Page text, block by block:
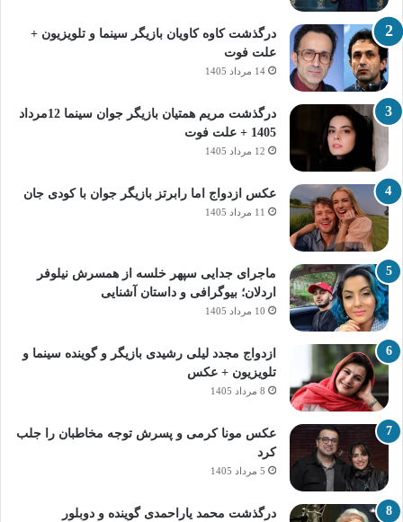
درگذشت کاوه کاویان بازیگر سینما و تلویزیون +
علت فوت
14 مرداد 1405
درگذشت مریم همتیان بازیگر جوان سینما 12مرداد
1405 + علت فوت
12 مرداد 1405
عکس ازدواج اما رابرتز بازیگر جوان با کودی جان
11 مرداد 1405
ماجرای جدایی سپهر خلسه از همسرش نیلوفر
اردلان؛ بیوگرافی و داستان آشنایی
10 مرداد 1405
ازدواج مجدد لیلی رشیدی بازیگر و گوینده سینما و
تلویزیون + عکس
8 مرداد 1405
عکس مونا کرمی و پسرش توجه مخاطبان را جلب
کرد
5 مرداد 1405
درگذشت محمد یاراحمدی گوینده و دوبلور